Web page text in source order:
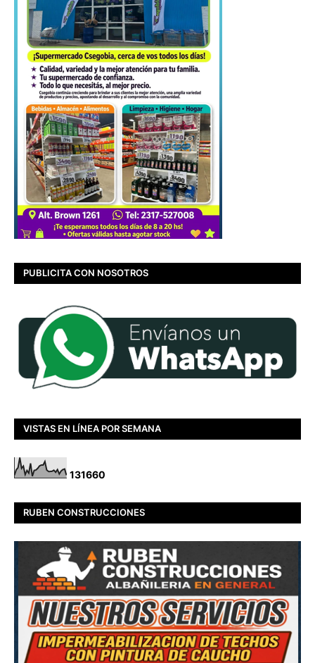
PUBLICITA CON NOSOTROS
VISTAS EN LÍNEA POR SEMANA
131660
RUBEN CONSTRUCCIONES